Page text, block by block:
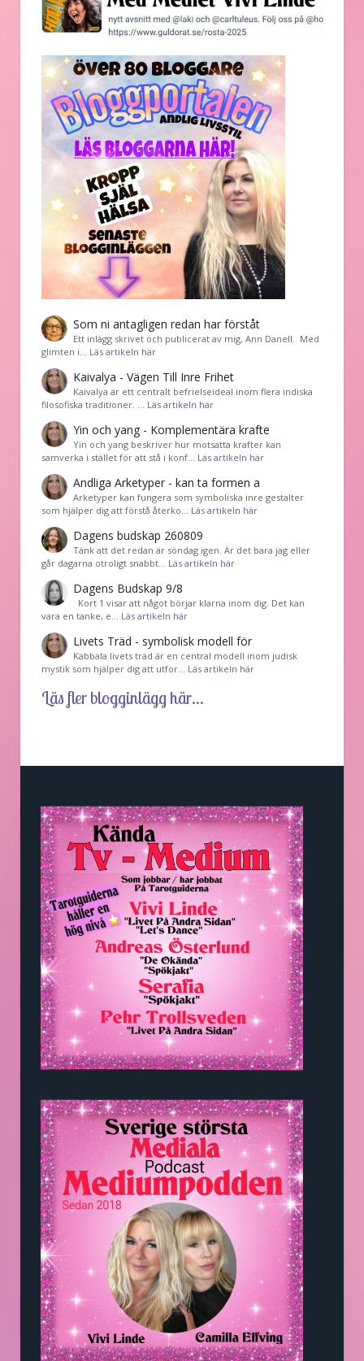
Som ni antagligen redan har förståt
Ett inlägg skrivet och publicerat av mig, Ann Danell. Med
glimten i… Läs artikeln här
Kaivalya - Vägen Till Inre Frihet
Kaivalya är ett centralt befrielseideal inom flera indiska
filosofiska traditioner. … Läs artikeln här
Yin och yang - Komplementära krafte
Yin och yang beskriver hur motsatta krafter kan
samverka i stället för att stå i konf… Läs artikeln här
Andliga Arketyper - kan ta formen a
Arketyper kan fungera som symboliska inre gestalter
som hjälper dig att förstå återko… Läs artikeln här
Dagens budskap 260809
Tänk att det redan är söndag igen. Är det bara jag eller
går dagarna otroligt snabbt… Läs artikeln här
Dagens Budskap 9/8
Kort 1 visar att något börjar klarna inom dig. Det kan
vara en tanke, e… Läs artikeln här
Livets Träd - symbolisk modell för
Kabbala livets träd är en central modell inom judisk
mystik som hjälper dig att utfor… Läs artikeln här
Läs fler blogginlägg här...